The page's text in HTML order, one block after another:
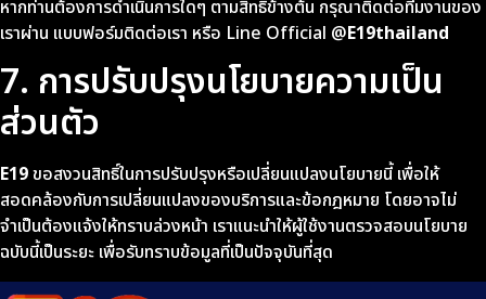
หากท่านต้องการดำเนินการใดๆ ตามสิทธิ์ข้างต้น กรุณาติดต่อทีมงานของ
เราผ่าน แบบฟอร์มติดต่อเรา หรือ Line Official @E19thailand
7. การปรับปรุงนโยบายความเป็น
ส่วนตัว
E19ขอสงวนสิทธิ์ในการปรับปรุงหรือเปลี่ยนแปลงนโยบายนี้ เพื่อให้
สอดคล้องกับการเปลี่ยนแปลงของบริการและข้อกฎหมาย โดยอาจไม่
จำเป็นต้องแจ้งให้ทราบล่วงหน้า เราแนะนำให้ผู้ใช้งานตรวจสอบนโยบาย
ฉบับนี้เป็นระยะ เพื่อรับทราบข้อมูลที่เป็นปัจจุบันที่สุด